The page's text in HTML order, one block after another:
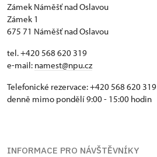
Zámek Náměšť nad Oslavou
Zámek 1
675 71 Náměšť nad Oslavou
tel. +420 568 620 319
e-mail: namest@npu.cz
Telefonické rezervace: +420 568 620 319
denně mimo pondělí 9:00 - 15:00 hodin
INFORMACE PRO NÁVŠTĚVNÍKY